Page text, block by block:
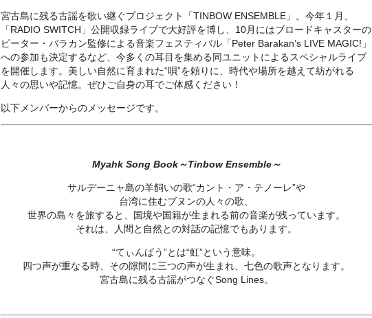
宮古島に残る古謡を歌い継ぐプロジェクト「TINBOW ENSEMBLE」。今年１月、
「RADIO SWITCH」公開収録ライブで大好評を博し、10月にはブロードキャスターの
ピーター・バラカン監修による音楽フェスティバル「Peter Barakan’s LIVE MAGIC!」
への参加も決定するなど、今多くの耳目を集める同ユニットによるスペシャルライブ
を開催します。美しい自然に育まれた“唄”を頼りに、時代や場所を越えて紡がれる
人々の思いや記憶。ぜひご自身の耳でご体感ください！
以下メンバーからのメッセージです。
Myahk Song Book～Tinbow Ensemble～
サルデーニャ島の羊飼いの歌“カント・ア・テノーレ”や
台湾に住むブヌンの人々の歌、
世界の島々を旅すると、国境や国籍が生まれる前の音楽が残っています。
それは、人間と自然との対話の記憶でもあります。
“てぃんばう”とは“虹”という意味。
四つ声が重なる時、その隙間に三つの声が生まれ、七色の歌声となります。
宮古島に残る古謡がつなぐSong Lines。